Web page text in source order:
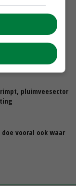
Amalthea gaat
geitenzuivel blijft
top
pluimveesector
vooral ook waar